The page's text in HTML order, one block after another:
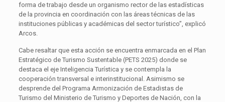
forma de trabajo desde un organismo rector de las estadísticas
de la provincia en coordinación con las áreas técnicas de las
instituciones públicas y académicas del sector turístico”, explicó
Arcos.
Cabe resaltar que esta acción se encuentra enmarcada en el Plan
Estratégico de Turismo Sustentable (PETS 2025) donde se
destaca el eje Inteligencia Turística y se contempla la
cooperación transversal e interinstitucional. Asimismo se
desprende del Programa Armonización de Estadistas de
Turismo del Ministerio de Turismo y Deportes de Nación, con la